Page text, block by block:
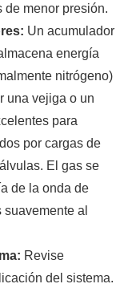
de menor presión.
Un acumulador
energía
nitrógeno)
una vejiga o un
para
por cargas de
El gas se
de la onda de
al
Revise
del sistema.